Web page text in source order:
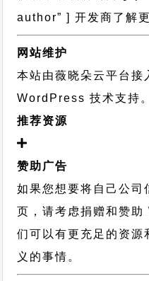
author” ] 开发商了解更
网站维护
本站由薇晓朵云平台接
WordPress 技术支持 。
推荐资源
赞助广告
如果您想要将自己公司
页，请考虑捐赠和赞
们可以有更充足的资源
义的事情。